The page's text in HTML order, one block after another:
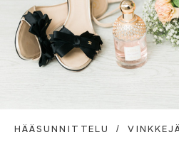
HÄÄSUNNITTELU